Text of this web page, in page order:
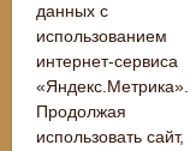
« Назад
данных с
использованием
интернет-сервиса
«Яндекс.Метрика».
Продолжая
использовать сайт,